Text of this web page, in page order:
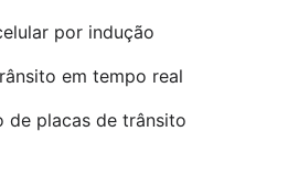
por indução
em tempo real
de placas de trânsito